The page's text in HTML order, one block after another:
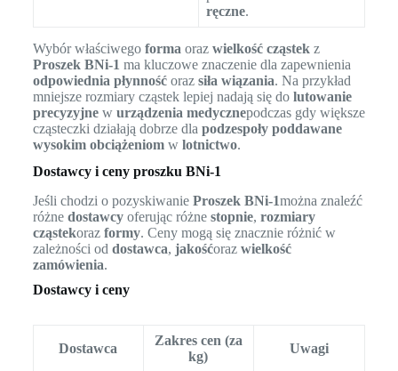
ręczne.
Wybór właściwego forma oraz wielkość cząstekz
Proszek BNi-1 ma kluczowe znaczenie dla zapewnienia
odpowiednia płynnośćoraz siła wiązania. Na przykład
mniejsze rozmiary cząstek lepiej nadają się do lutowanie
precyzyjnew urządzenia medycznepodczas gdy większe
cząsteczki działają dobrze dla podzespoły poddawane
wysokim obciążeniomw lotnictwo.
Dostawcy i ceny proszku BNi-1
Jeśli chodzi o pozyskiwanie Proszek BNi-1można znaleźć
różne dostawcyoferując różne stopnie, rozmiary
cząstekoraz formy. Ceny mogą się znacznie różnić w
zależności od dostawca, jakośćoraz wielkość
zamówienia.
Dostawcy i ceny
Dostawca
Zakres cen (za
kg)
Uwagi